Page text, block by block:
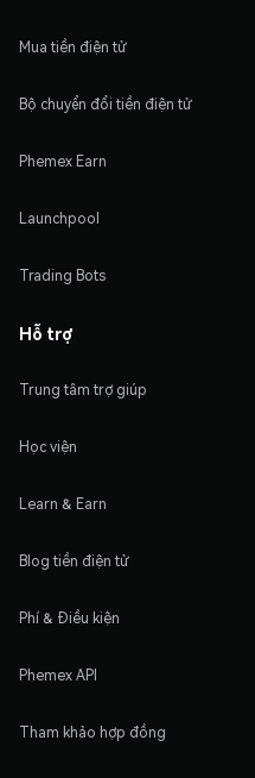
Mua tiền điện tử
Bộ chuyển đổi tiền điện tử
Phemex Earn
Launchpool
Trading Bots
Hỗ trợ
Trung tâm trợ giúp
Học viện
Learn & Earn
Blog tiền điện tử
Phí & Điều kiện
Phemex API
Tham khảo hợp đồng